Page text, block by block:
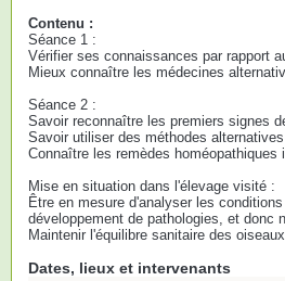
Contenu :
Séance 1 :
Vérifier ses connaissances par rapport
Mieux connaître les médecines
Séance 2 :
Savoir reconnaître les premiers signes
Savoir utiliser des méthodes
Connaître les remèdes
Mise en situation dans l'élevage visité :
Être en mesure d'analyser les
développement de pathologies, et donc
Maintenir l'équilibre sanitaire des
Dates, lieux et intervenants